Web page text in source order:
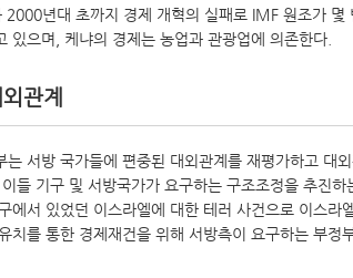
2000년대 초까지 경제 개혁의 실패로 IMF 원조가
있으며, 케냐의 경제는 농업과 관광업에 의존한다.
관계
는 서방 국가들에 편중된 대외관계를 재평가하고
들 기구 및 서방국가가 요구하는 구조조정을 추진
에서 있었던 이스라엘에 대한 테러 사건으로 이스
치를 통한 경제재건을 위해 서방측이 요구하는 부정